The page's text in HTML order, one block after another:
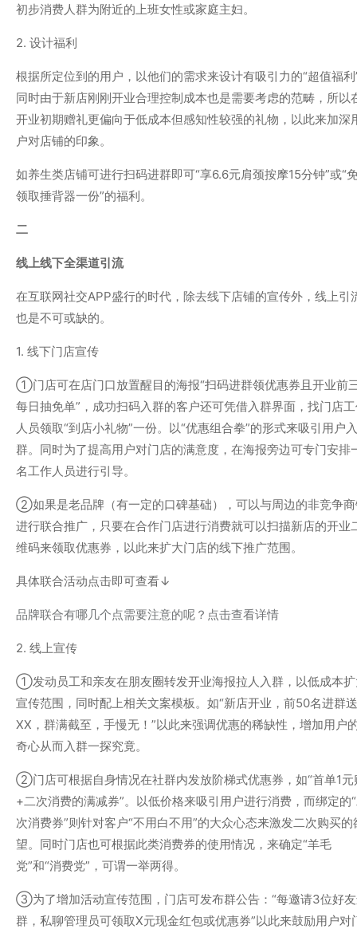
初步消费人群为附近的上班女性或家庭主妇。
2. 设计福利
根据所定位到的用户，以他们的需求来设计有吸引力的“超值福利
同时由于新店刚刚开业合理控制成本也是需要考虑的范畴，所以
开业初期赠礼更偏向于低成本但感知性较强的礼物，以此来加深
户对店铺的印象。
如养生类店铺可进行扫码进群即可“享6.6元肩颈按摩15分钟”或“
领取捶背器一份”的福利。
二
线上线下全渠道引流
在互联网社交APP盛行的时代，除去线下店铺的宣传外，线上引
也是不可或缺的。
1. 线下门店宣传
①门店可在店门口放置醒目的海报“扫码进群领优惠券且开业前
每日抽免单”，成功扫码入群的客户还可凭借入群界面，找门店
人员领取“到店小礼物”一份。以“优惠组合拳”的形式来吸引用户入
群。同时为了提高用户对门店的满意度，在海报旁边可专门安排
名工作人员进行引导。
②如果是老品牌（有一定的口碑基础），可以与周边的非竞争
进行联合推广，只要在合作门店进行消费就可以扫描新店的开业
维码来领取优惠券，以此来扩大门店的线下推广范围。
具体联合活动点击即可查看↓
品牌联合有哪几个点需要注意的呢？点击查看详情
2. 线上宣传
①发动员工和亲友在朋友圈转发开业海报拉人入群，以低成本
宣传范围，同时配上相关文案模板。如“新店开业，前50名进群送
XX，群满截至，手慢无！”以此来强调优惠的稀缺性，增加用户
奇心从而入群一探究竟。
②门店可根据自身情况在社群内发放阶梯式优惠券，如“首单1元
+二次消费的满减券”。以低价格来吸引用户进行消费，而绑定的
次消费券”则针对客户“不用白不用”的大众心态来激发二次购买的
望。同时门店也可根据此类消费券的使用情况，来确定“羊毛
党”和“消费党”，可谓一举两得。
③为了增加活动宣传范围，门店可发布群公告：“每邀请3位好
群，私聊管理员可领取X元现金红包或优惠券”以此来鼓励用户对